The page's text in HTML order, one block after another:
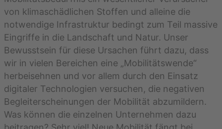
von klimaschädlichen Stoffen und alleine die
notwendige Infrastruktur bedingt zum Teil massive
Eingriffe in die Landschaft und Natur. Unser
Bewusstsein für diese Ursachen führt dazu, dass
wir in vielen Bereichen eine „Mobilitätswende“
herbeisehnen und vor allem durch den Einsatz
digitaler Technologien versuchen, die negativen
Begleiterscheinungen der Mobilität abzumildern.
Was können die einzelnen Unternehmen dazu